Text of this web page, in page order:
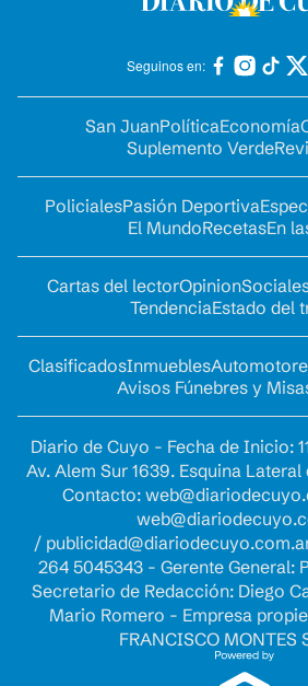
Seguinos en:
San JuanPolíticaEconomía
Suplemento Verde
PolicialesPasión Deportiva
El MundoRecetasEn
Cartas del lectorOpinion
TendenciaEstado del
ClasificadosInmuebles
Avisos Fúnebres y
Diario de Cuyo - Fecha de Inicio:
Av. Alem Sur 1639. Esquina
Contacto:
/
264 5045343 - Gerente General:
Secretario de Redacción: Diego
Mario Romero - Empresa
FRANCISCO MONTES